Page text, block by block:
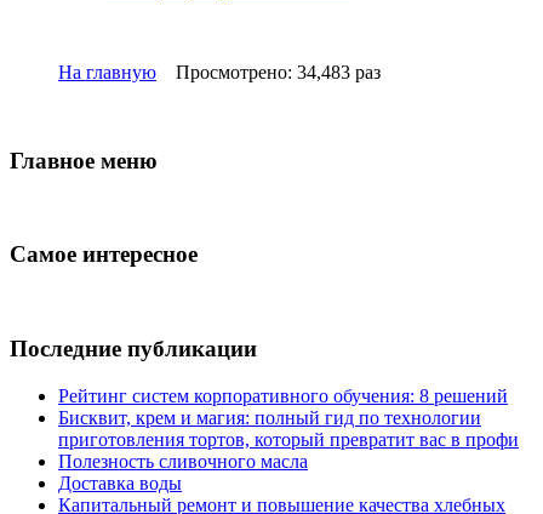
На главную Просмотрено: 34,483 раз
Главное меню
Самое интересное
Последние публикации
Рейтинг систем корпоративного обучения: 8 решений
Бисквит, крем и магия: полный гид по технологии
приготовления тортов, который превратит вас в профи
Полезность сливочного масла
Доставка воды
Капитальный ремонт и повышение качества хлебных